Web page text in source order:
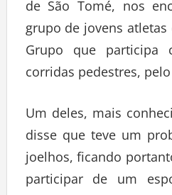
de São Tomé, nos
grupo de jovens atletas
Grupo que participa
corridas pedestres,
Um deles, mais
disse que teve um
joelhos, ficando
participar de um